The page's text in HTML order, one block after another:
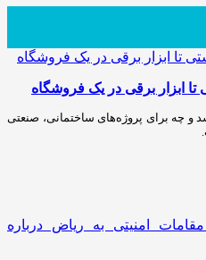
تا ابزار برقی در یک فروشگاه
و چه برای پروژه‌های ساختمانی، صنعتی